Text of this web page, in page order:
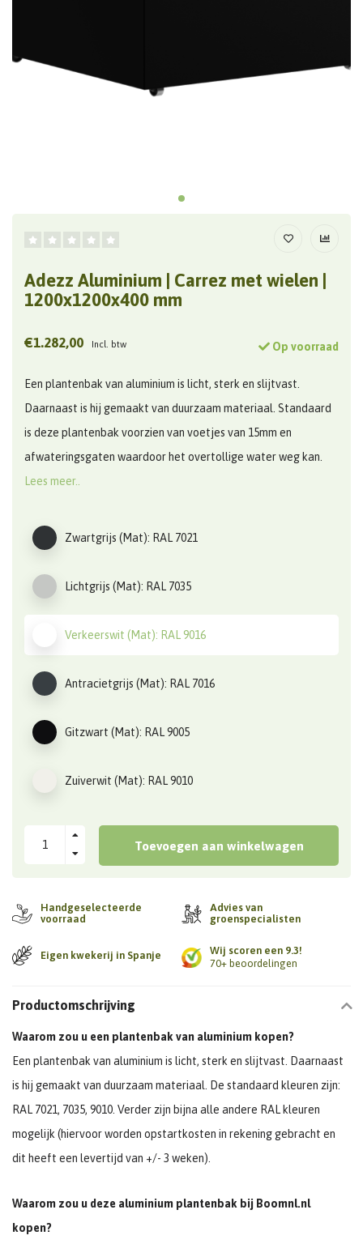
Adezz Aluminium | Carrez met wielen |
1200x1200x400 mm
€1.282,00 Incl. btw Op voorraad
Een plantenbak van aluminium is licht, sterk en slijtvast.
Daarnaast is hij gemaakt van duurzaam materiaal. Standaard
is deze plantenbak voorzien van voetjes van 15mm en
afwateringsgaten waardoor het overtollige water weg kan.
Lees meer..
Zwartgrijs (Mat): RAL 7021
Lichtgrijs (Mat): RAL 7035
Verkeerswit (Mat): RAL 9016
Antracietgrijs (Mat): RAL 7016
Gitzwart (Mat): RAL 9005
Zuiverwit (Mat): RAL 9010
Toevoegen aan winkelwagen
Handgeselecteerde
voorraad
Advies van
groenspecialisten
Eigen kwekerij in Spanje
Wij scoren een 9.3!
70+ beoordelingen
Productomschrijving
Waarom zou u een plantenbak van aluminium kopen?
Een plantenbak van aluminium is licht, sterk en slijtvast. Daarnaast
is hij gemaakt van duurzaam materiaal. De standaard kleuren zijn:
RAL 7021, 7035, 9010. Verder zijn bijna alle andere RAL kleuren
mogelijk (hiervoor worden opstartkosten in rekening gebracht en
dit heeft een levertijd van +/- 3 weken).
Waarom zou u deze aluminium plantenbak bij Boomnl.nl
kopen?